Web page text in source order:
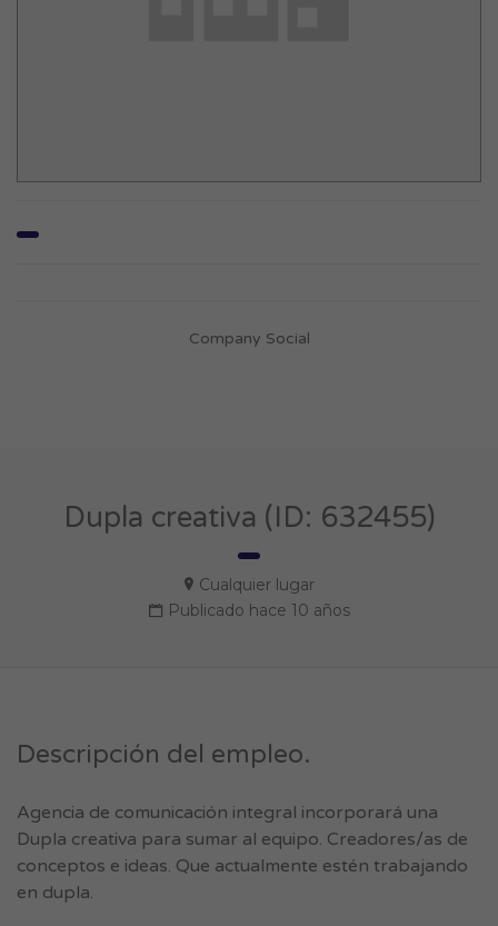
Company Social
Dupla creativa (ID: 632455)
Cualquier lugar
Publicado hace 10 años
Descripción del empleo.
Agencia de comunicación integral incorporará una
Dupla creativa para sumar al equipo. Creadores/as de
conceptos e ideas. Que actualmente estén trabajando
en dupla.